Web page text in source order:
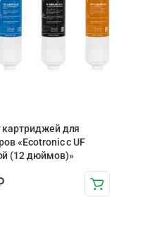
для
«Ecotronic с UF
(12 дюймов)»